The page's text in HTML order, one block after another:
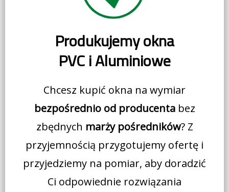
Produkujemy okna
PVC i Aluminiowe
Chcesz kupić okna na wymiar
bezpośrednio od producentabez
zbędnych marży pośredników? Z
przyjemnością przygotujemy ofertę i
przyjedziemy na pomiar, aby doradzić
Ci odpowiednie rozwiązania